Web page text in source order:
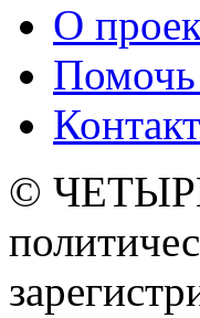
О
Помочь
©